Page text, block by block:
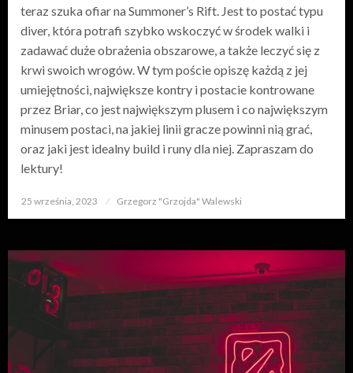
teraz szuka ofiar na Summoner’s Rift. Jest to postać typu
diver, która potrafi szybko wskoczyć w środek walki i
zadawać duże obrażenia obszarowe, a także leczyć się z
krwi swoich wrogów. W tym poście opiszę każdą z jej
umiejętności, największe kontry i postacie kontrowane
przez Briar, co jest największym plusem i co największym
minusem postaci, na jakiej linii gracze powinni nią grać,
oraz jaki jest idealny build i runy dla niej. Zapraszam do
lektury!
Opublikowane
25 września, 2023 Grzegorz "Grzojda" Walewski